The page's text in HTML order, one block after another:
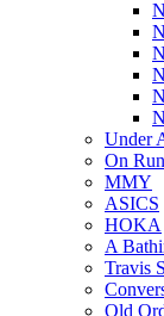
Under
On
MMY
ASICS
HOKA
A
Travis
Old